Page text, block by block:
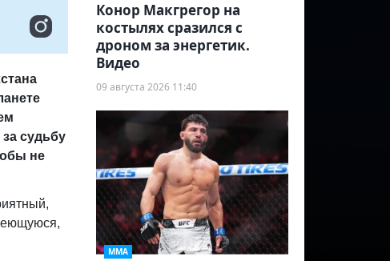
судьбу
не
Конор Макгрегор на
костылях сразился с
дроном за энергетик.
Видео
09 августа 2026 11:40
ММА